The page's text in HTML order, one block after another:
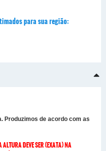
para sua região:
Produzimos de acordo com as
DEVE SER (EXATA) NA